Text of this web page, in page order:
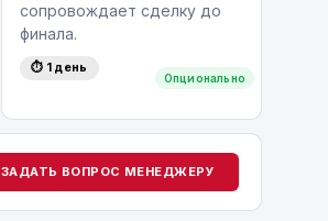
Опционально
сопровождает сделку до
финала.
⏱ 1 день
ЗАДАТЬ ВОПРОС МЕНЕДЖЕРУ